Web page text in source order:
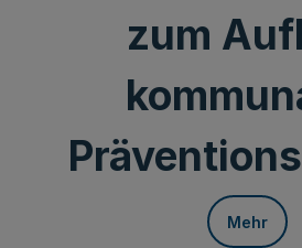
zum
Mehr